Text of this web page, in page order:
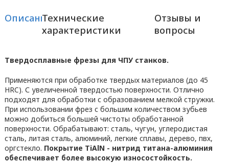
ОписаниеТехнические
характеристики
Отзывы и
вопросы
Твердосплавные фрезы для ЧПУ станков.
Применяются при обработке твердых материалов (до 45
HRC). С увеличенной твердостью поверхности. Отлично
подходят для обработки с образованием мелкой стружки.
При использовании фрез с большим количеством зубьев
можно добиться большей чистоты обработанной
поверхности. Обрабатывают: сталь, чугун, углеродистая
сталь, литая сталь, алюминий, легкие сплавы, дерево, пвх,
оргстекло. Покрытие TiAlN - нитрид титана-алюминия
обеспечивает более высокую износостойкость.